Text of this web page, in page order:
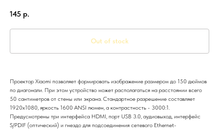
145 р.
Out of stock
Проектор Xiaomi позволяет формировать изображение размером до 150 дюймов
по диагонали. При этом устройство может располагаться на расстоянии всего
50 сантиметров от стены или экрана. Стандартное разрешение составляет
1920x1080, яркость 1600 ANSI люмен, а контрастность - 3000:1.
Предусмотрены три интерфейса HDMI, порт USB 3.0, аудиовыход, интерфейс
S/PDIF (оптический) и гнездо для подсоединения сетевого Ethernet-